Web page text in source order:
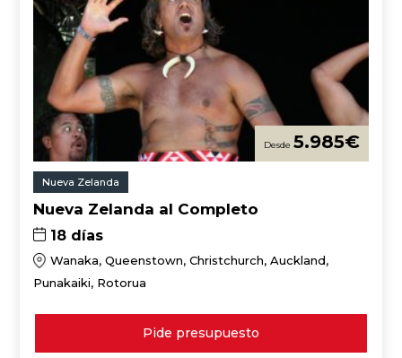
5.985€
Nueva Zelanda
Nueva Zelanda al Completo
18 días
Wanaka, Queenstown, Christchurch, Auckland,
Punakaiki, Rotorua
Pide presupuesto